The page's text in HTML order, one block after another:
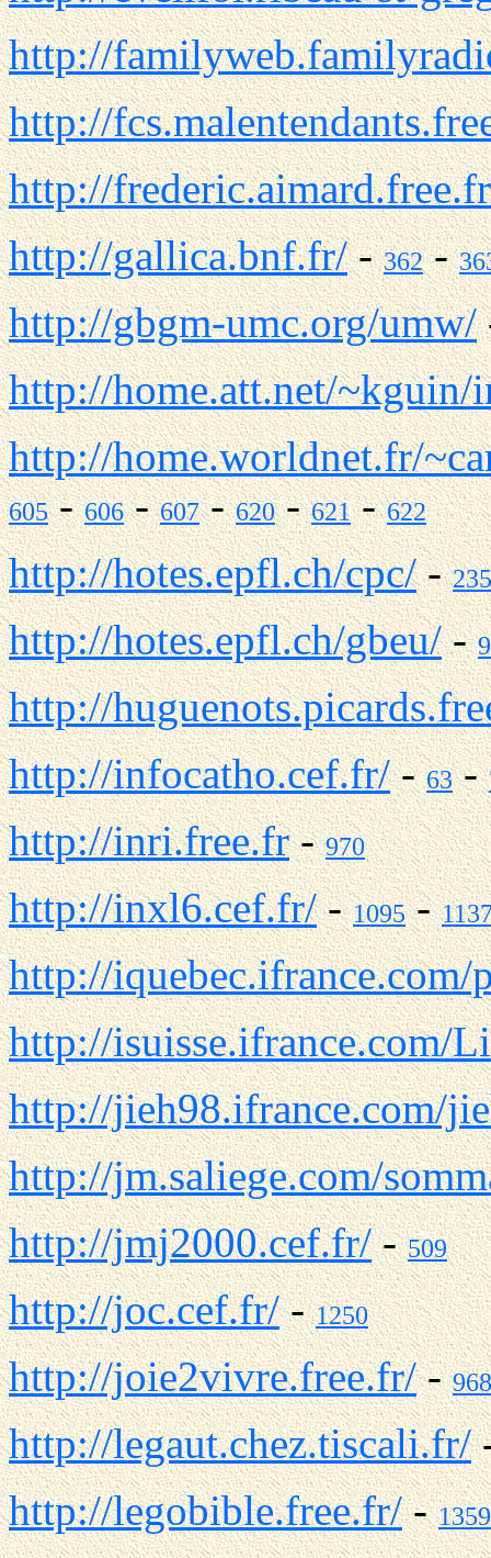
http://
http://
http://
http://gallica.bnf.fr/-362-
http://gbgm-umc.org/umw/
http://home.att.net/~kguin/
http://home.worldnet.fr/
605-606-607-620-621-622
http://hotes.epfl.ch/cpc/-235
http://hotes.epfl.ch/gbeu/-
http://
http://infocatho.cef.fr/-63-
http://inri.free.fr-970
http://inxl6.cef.fr/-1095-
http://iquebec.ifrance.com/
http://isuisse.ifrance.com/
http://jieh98.ifrance.com/
http://jm.saliege.com/
http://jmj2000.cef.fr/-509
http://joc.cef.fr/-1250
http://joie2vivre.free.fr/-968
http://legaut.chez.tiscali.fr/
http://legobible.free.fr/-1359